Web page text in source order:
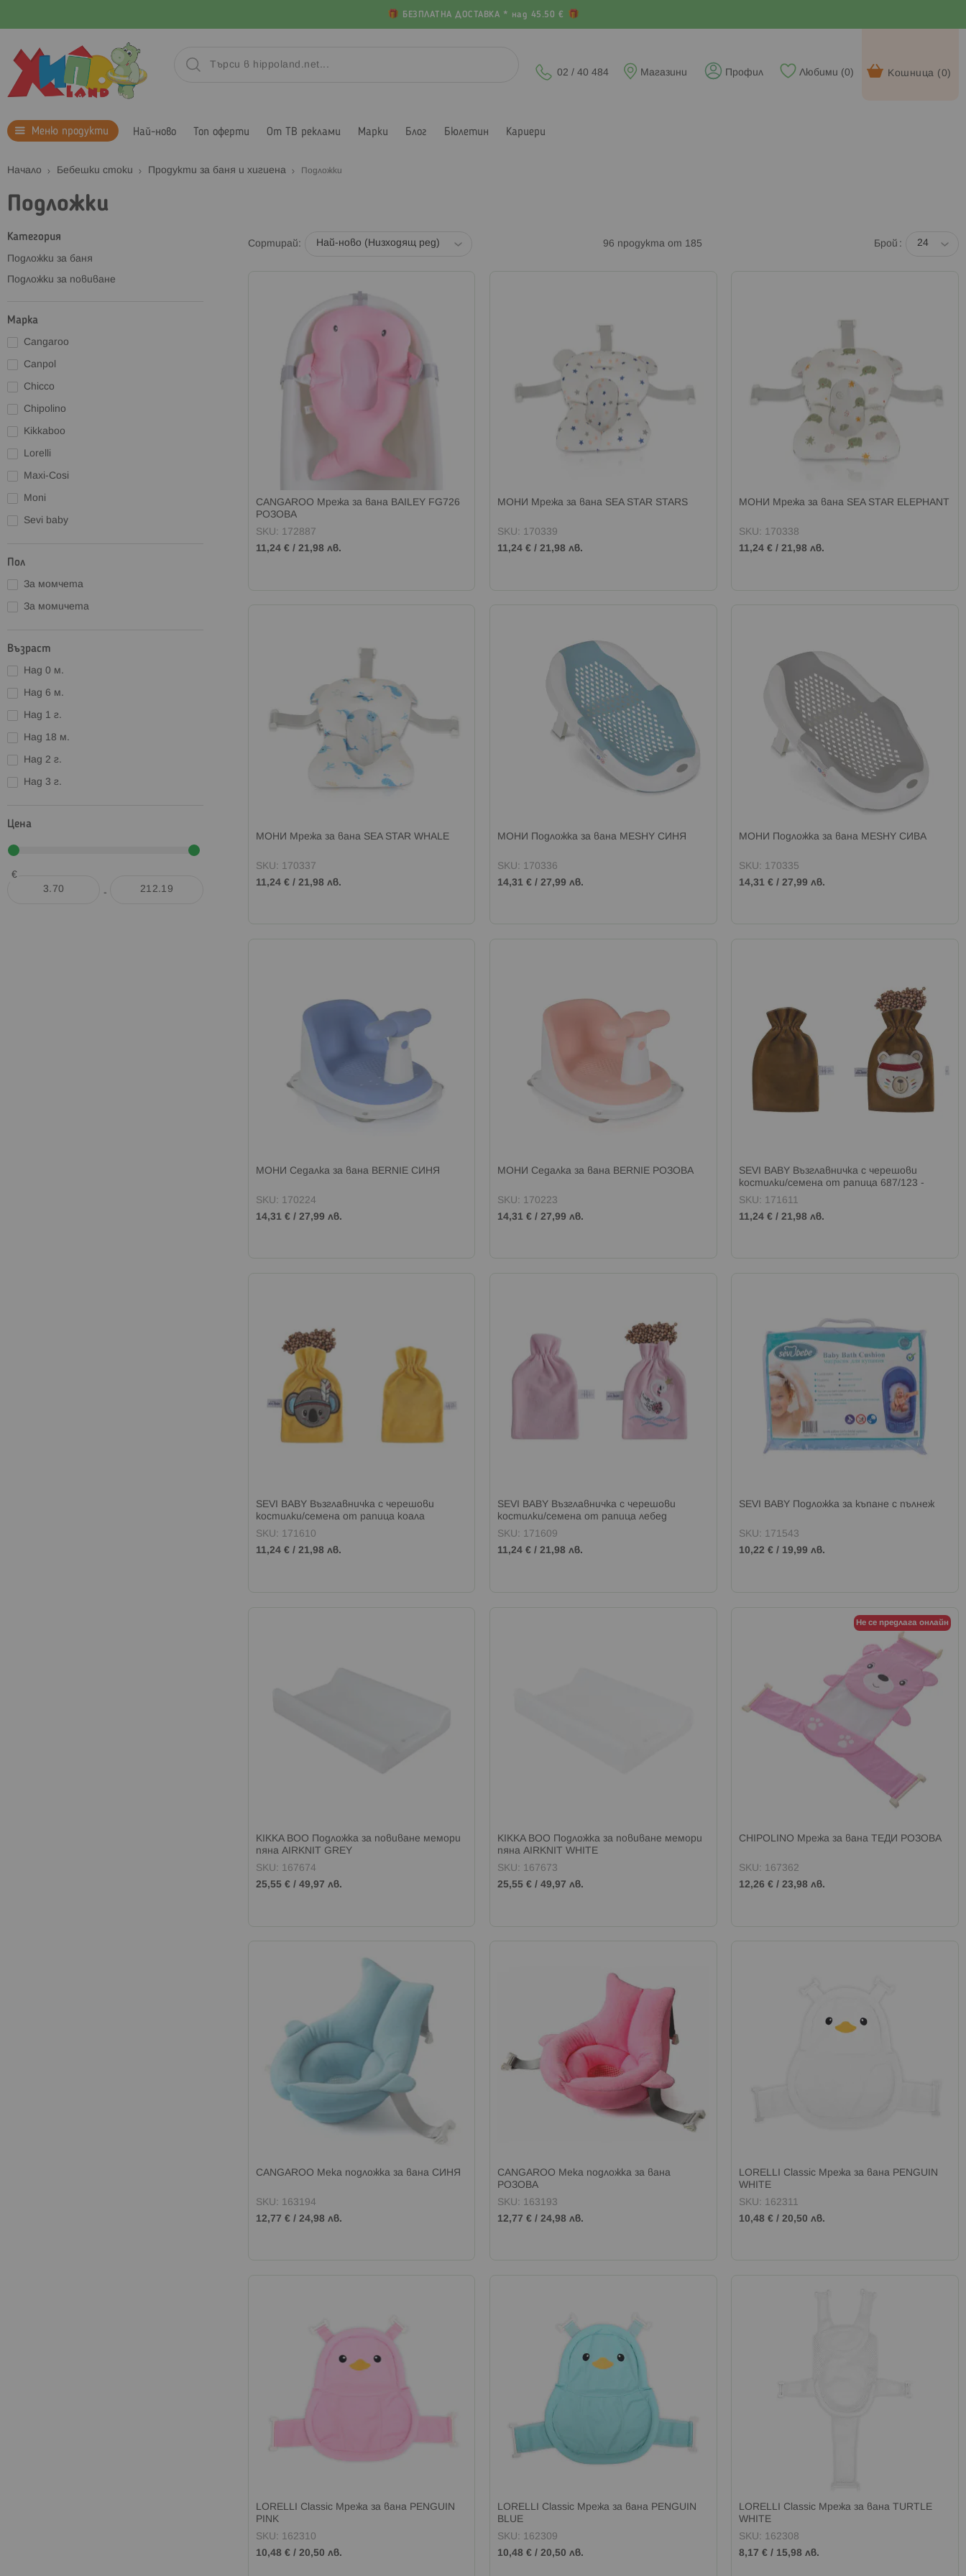
БЕЗПЛАТНА ДОСТАВКА * над 45.50 €
Кошница (0)
Любими (0)
Профил
Магазини
02 / 40 484
Меню продукти Най-ново Топ оферти От ТВ реклами Марки Блог Бюлетин Кариери
Начало Бебешки стоки Продукти за баня и хигиена Подложки
Подложки
Сортирай Брой
96 продукта от 185
CANGAROO Мрежа за вана BAILEY FG726
РОЗОВА
SKU: 172887
11,24 € / 21,98 лв.
МОНИ Мрежа за вана SEA STAR STARS
SKU: 170339
11,24 € /21,98 лв.
МОНИ Мрежа за вана SEA STAR ELEPHANT
SKU: 170338
11,24 € /21,98 лв.
МОНИ Мрежа за вана SEA STAR WHALE
SKU: 170337
11,24 € / 21,98 лв.
МОНИ Подложка за вана MESHY СИНЯ
SKU: 170336
14,31 € /27,99 лв.
МОНИ Подложка за вана MESHY СИВА
SKU: 170335
14,31 € /27,99 лв.
МОНИ Седалка за вана BERNIE СИНЯ
SKU: 170224
14,31 € / 27,99 лв.
МОНИ Седалка за вана BERNIE РОЗОВА
SKU: 170223
14,31 € /27,99 лв.
SEVI BABY Възглавничка с черешови
костилки/семена от рапица 687/123 -
мече
SKU: 171611
11,24 € /21,98 лв.
SEVI BABY Възглавничка с черешови
костилки/семена от рапица коала
SKU: 171610
11,24 € / 21,98 лв.
SEVI BABY Възглавничка с черешови
костилки/семена от рапица лебед
SKU: 171609
11,24 € /21,98 лв.
SEVI BABY Подложка за къпане с пълнеж
SKU: 171543
10,22 € / 19,99 лв.
KIKKA BOO Подложка за повиване мемори
пяна AIRKNIT GREY
SKU: 167674
25,55 € / 49,97 лв.
KIKKA BOO Подложка за повиване мемори
пяна AIRKNIT WHITE
SKU: 167673
25,55 € /49,97 лв.
Не се предлага онлайн
CHIPOLINO Мрежа за вана ТЕДИ РОЗОВА
SKU: 167362
12,26 € /23,98 лв.
CANGAROO Мека подложка за вана СИНЯ
SKU: 163194
12,77 € / 24,98 лв.
CANGAROO Мека подложка за вана
РОЗОВA
SKU: 163193
12,77 € /24,98 лв.
LORELLI Classic Мрежа за вана PENGUIN
WHITE
SKU: 162311
10,48 € /20,50 лв.
LORELLI Classic Мрежа за вана PENGUIN
PINK
SKU: 162310
10,48 € / 20,50 лв.
LORELLI Classic Мрежа за вана PENGUIN
BLUE
SKU: 162309
10,48 € /20,50 лв.
LORELLI Classic Мрежа за вана TURTLE
WHITE
SKU: 162308
8,17 € / 15,98 лв.
Категория
Подложки за баня
Подложки за повиване
Марка
Cangaroo
Canpol
Chicco
Chipolino
Kikkaboo
Lorelli
Maxi-Cosi
Moni
Sevi baby
Пол
За момчета
За момичета
Възраст
Над 0 м.
Над 6 м.
Над 1 г.
Над 18 м.
Над 2 г.
Над 3 г.
Цена
€
-